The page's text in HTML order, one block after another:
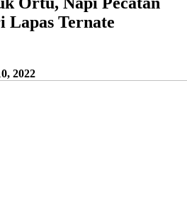
Ternate
2022